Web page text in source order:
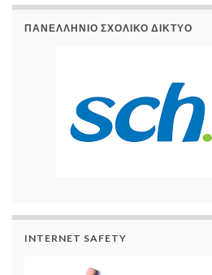
ΠΑΝΕΛΛΉΝΙΟ ΣΧΟΛΙΚΌ ΔΊΚΤΥΟ
INTERNET SAFETY